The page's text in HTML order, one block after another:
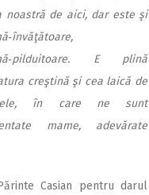
noastră de aici, dar este şi
E plină
creştină şi cea laică de
în care ne sunt
mame, adevărate
Casian pentru darul